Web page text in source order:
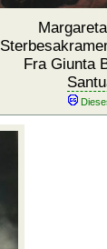
Fra Giunta